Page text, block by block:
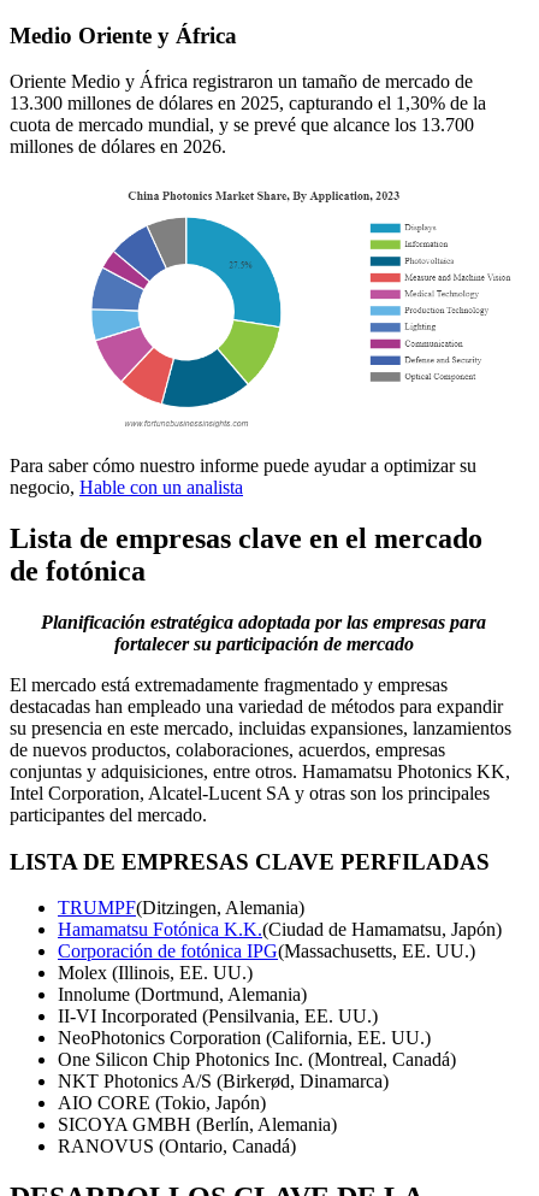
Medio Oriente y África
Oriente Medio y África registraron un tamaño de mercado de
13.300 millones de dólares en 2025, capturando el 1,30% de la
cuota de mercado mundial, y se prevé que alcance los 13.700
millones de dólares en 2026.
Para saber cómo nuestro informe puede ayudar a optimizar su
negocio, Hable con un analista
Lista de empresas clave en el mercado
de fotónica
Planificación estratégica adoptada por las empresas para
fortalecer su participación de mercado
El mercado está extremadamente fragmentado y empresas
destacadas han empleado una variedad de métodos para expandir
su presencia en este mercado, incluidas expansiones, lanzamientos
de nuevos productos, colaboraciones, acuerdos, empresas
conjuntas y adquisiciones, entre otros. Hamamatsu Photonics KK,
Intel Corporation, Alcatel-Lucent SA y otras son los principales
participantes del mercado.
LISTA DE EMPRESAS CLAVE PERFILADAS
TRUMPF(Ditzingen, Alemania)
Hamamatsu Fotónica K.K.(Ciudad de Hamamatsu, Japón)
Corporación de fotónica IPG(Massachusetts, EE. UU.)
Molex (Illinois, EE. UU.)
Innolume (Dortmund, Alemania)
II-VI Incorporated (Pensilvania, EE. UU.)
NeoPhotonics Corporation (California, EE. UU.)
One Silicon Chip Photonics Inc. (Montreal, Canadá)
NKT Photonics A/S (Birkerød, Dinamarca)
AIO CORE (Tokio, Japón)
SICOYA GMBH (Berlín, Alemania)
RANOVUS (Ontario, Canadá)